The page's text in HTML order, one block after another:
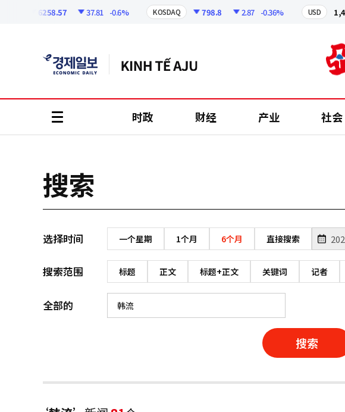
6258.57 37.81 -0.6% KOSDAQ 798.8 2.87 -0.36% USD
时政 财经 产业 社会
搜索
选择时间 一个星期 1个月 6个月 直接搜索
搜索范围 标题 正文 标题+正文 关键词 记者
全部的
搜索